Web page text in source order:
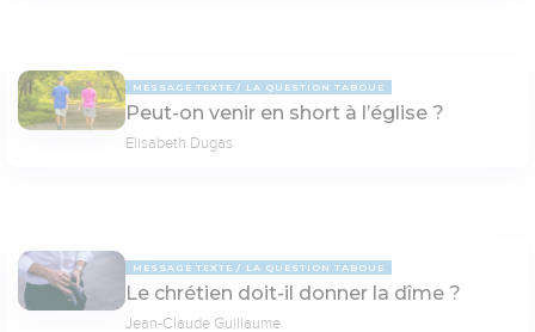
MESSAGE TEXTE LA QUESTION TABOUE
Peut-on venir en short à l’église ?
Elisabeth Dugas
MESSAGE TEXTE LA QUESTION TABOUE
Le chrétien doit-il donner la dîme ?
Jean-Claude Guillaume